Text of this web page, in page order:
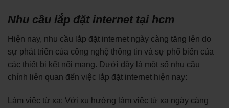
Nhu cầu lắp đặt internet tại hcm
Hiện nay, nhu cầu lắp đặt internet ngày càng tăng lên do
sự phát triển của công nghệ thông tin và sự phổ biến của
các thiết bị kết nối mạng. Dưới đây là một số nhu cầu
chính liên quan đến việc lắp đặt internet hiện nay:
Làm việc từ xa: Với xu hướng làm việc từ xa ngày càng